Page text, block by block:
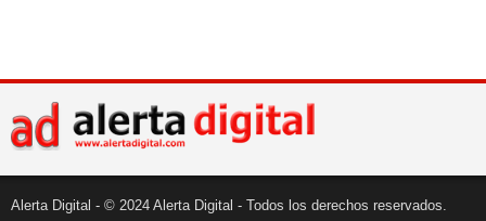
Alerta Digital - © 2024 Alerta Digital - Todos los derechos reservados.